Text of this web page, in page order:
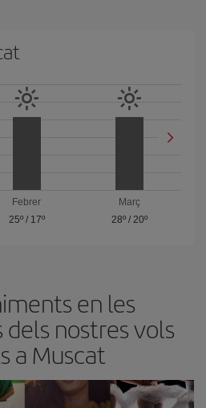
Febrer
25º/ 17º
Març
28º / 20º
en les
nostres vols
a Muscat